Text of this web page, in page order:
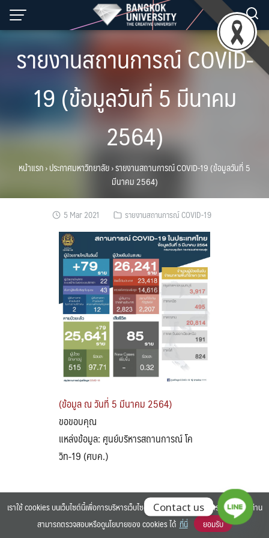
Skip
Search
รายงานสถานการณ์ COVID-
19 (ข้อมูลวันที่ 5 มีนาคม
2564)
หน้าแรก›ประกาศมหาวิทยาลัย›รายงานสถานการณ์ COVID-19 (ข้อมูลวันที่ 5
มีนาคม 2564)
5 Mar 2021 รายงานสถานการณ์ COVID-19
(ข้อมูล ณ วันที่ 5 มีนาคม 2564)
ขอขอบคุณ
แหล่งข้อมูล: ศูนย์บริหารสถานการณ์ โค
วิท-19 (ศบค.)
©2025 BANGKOK UNIVERSITY. ALL RIGHTS RESERVED.
เราใช้ cookies บนเว็บไซต์นี้เพื่อการบริหารเว็บไซต์ และเพิ่มประสิทธิภาพการใช้งานของท่าน
สามารถตรวจสอบหรือดูนโยบายของ cookies ได้ ที่นี่ ยอมรับ
Contact us